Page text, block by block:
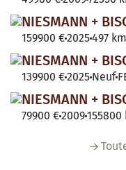
NIESMANN +
159900 €2025497 km
NIESMANN +
139900 €2025 Neuf
NIESMANN +
79900 €2009155800